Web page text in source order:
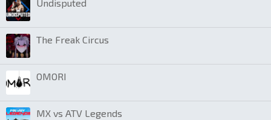
Undisputed
The Freak Circus
OMORI
MX vs ATV Legends